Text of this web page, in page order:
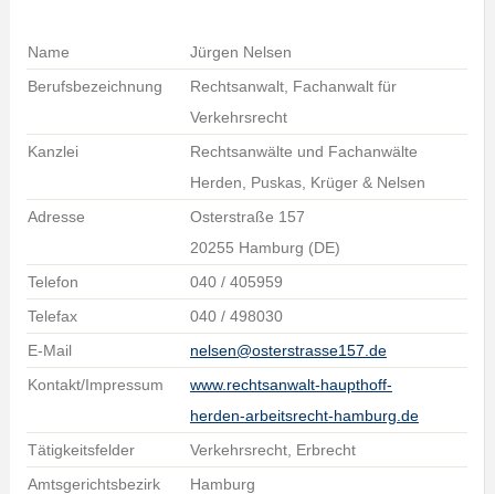
Name
Jürgen Nelsen
Berufsbezeichnung
Rechtsanwalt, Fachanwalt für
Verkehrsrecht
Kanzlei
Rechtsanwälte und Fachanwälte
Herden, Puskas, Krüger & Nelsen
Adresse
Osterstraße 157
20255 Hamburg (DE)
Telefon
040 / 405959
Telefax
040 / 498030
E-Mail
nelsen@osterstrasse157.de
Kontakt/Impressum
www.rechtsanwalt-haupthoff-
herden-arbeitsrecht-hamburg.de
Tätigkeitsfelder
Verkehrsrecht, Erbrecht
Amtsgerichtsbezirk
Hamburg